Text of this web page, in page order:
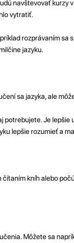
navštevovať kurzy
vytratiť.
rozprávaním sa
jazyku.
sa jazyka, ale
Je lepšie
lepšie rozumieť a
kníh alebo
Môžete sa